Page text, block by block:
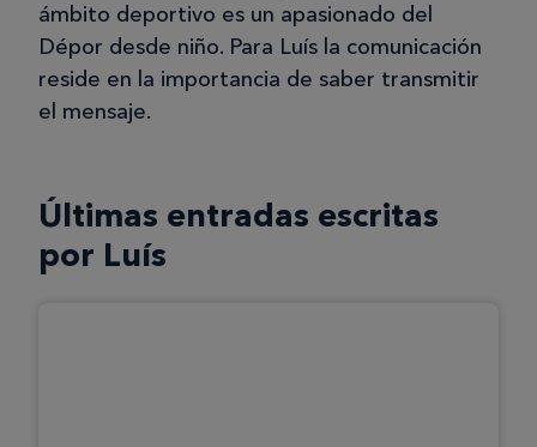
ámbito deportivo es un apasionado del
Dépor desde niño. Para Luís la comunicación
reside en la importancia de saber transmitir
el mensaje.
Últimas entradas escritas
por Luís